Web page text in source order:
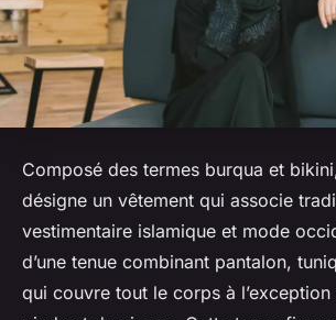
Composé des termes burqua et bikini
désigne un vêtement qui associe
vestimentaire islamique et mode
d’une tenue combinant pantalon,
qui couvre tout le corps à